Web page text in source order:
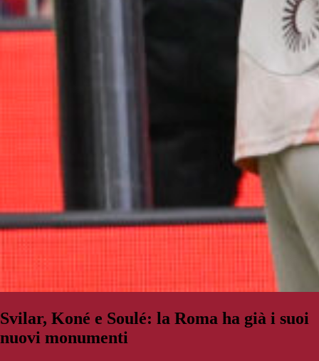
Svilar, Koné e Soulé: la Roma ha già i suoi
nuovi monumenti